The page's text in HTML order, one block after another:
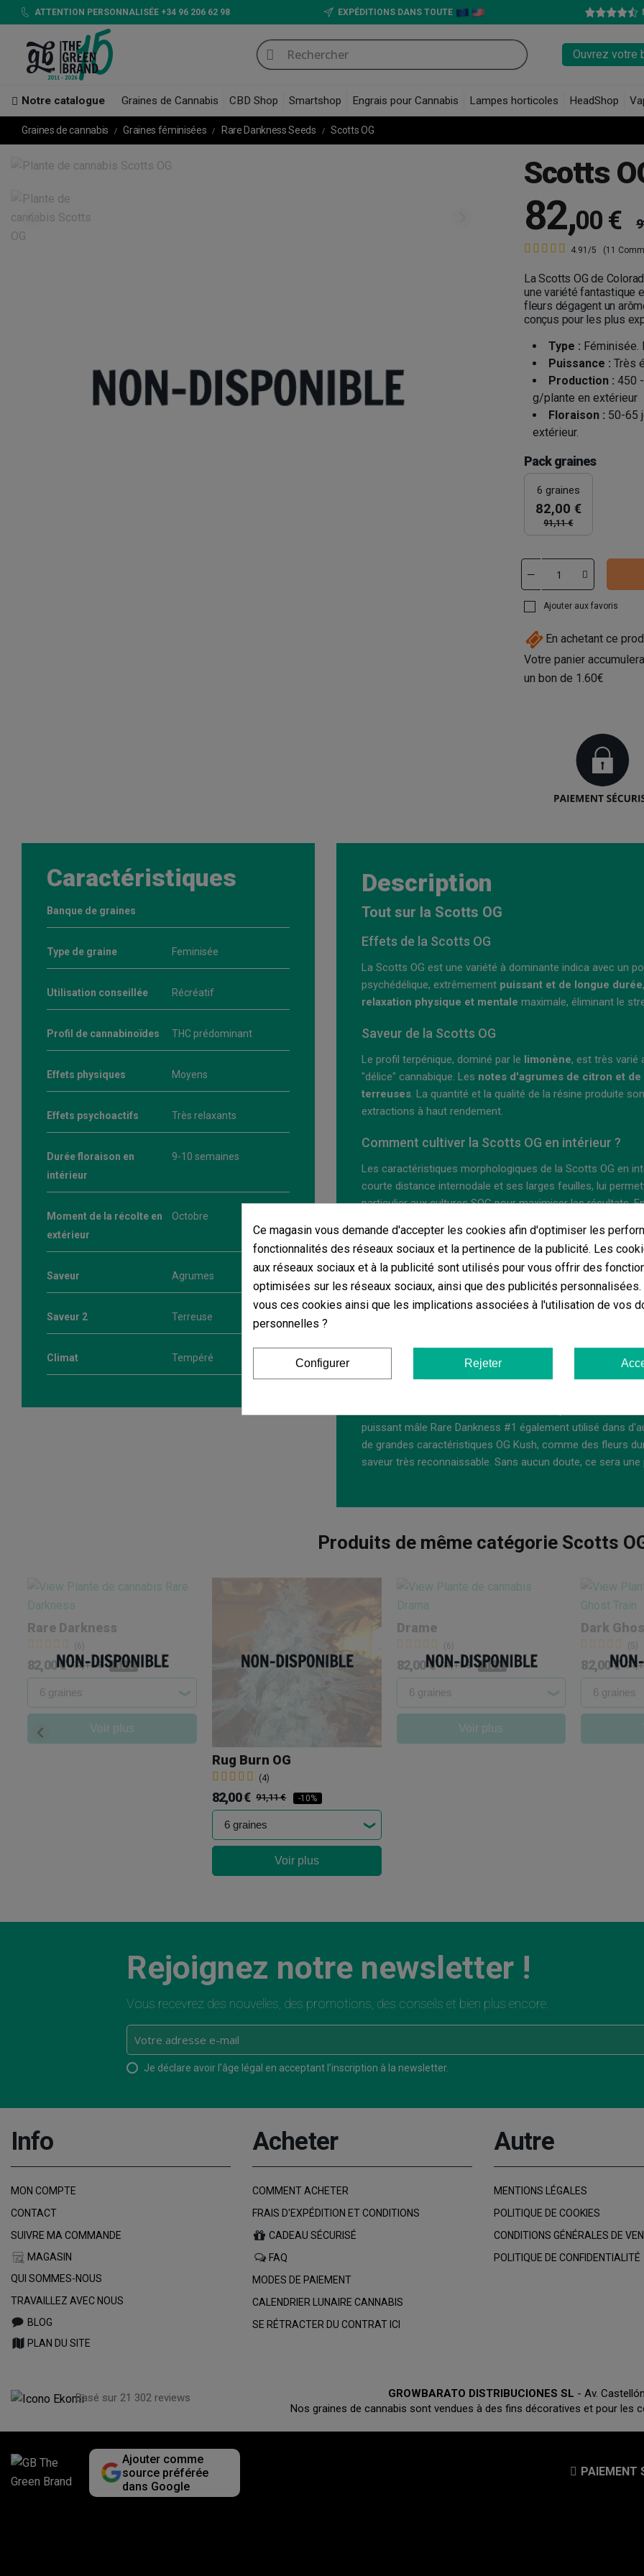
ATTENTION PERSONNALISÉE +34 96 206 62 98 EXPÉDITIONS DANS TOUTE
Ouvrez votre
Notre catalogue Graines de Cannabis CBD Shop Smartshop Engrais pour Cannabis Lampes horticoles HeadShop
Graines de cannabis Graines féminisées Rare Dankness Seeds Scotts OG
Scotts
82,00 €
4.91/5 (11
La Scotts OG de
une variété fantastique
fleurs dégagent un
conçus pour les plus
Type : Féminisée.
Puissance : Très
Production : 450
g/plante en extérieur
Floraison : 50-65
extérieur.
Pack graines
6 graines
82,00 €
91,11 €
Ajouter aux favoris
En achetant ce
Votre panier
un bon de 1.60€
Caractéristiques
Banque de graines
Type de graine Feminisée
Utilisation conseillée Récréatif
Profil de cannabinoïdes THC prédominant
Effets physiques Moyens
Effets psychoactifs Très relaxants
Durée floraison en
intérieur
9-10 semaines
Moment de la récolte en
extérieur
Octobre
Saveur Agrumes
Saveur 2 Terreuse
Climat Tempéré
Description
Tout sur la Scotts OG
Effets de la Scotts OG
La Scotts OG est une variété à dominante indica avec un
psychédélique, extrêmement puissant et de longue durée
relaxation physique et mentale maximale, éliminant le
Saveur de la Scotts OG
Le profil terpénique, dominé par le limonène, est très varié
"délice" cannabique. Les notes d'agrumes de citron et
terreuses. La quantité et la qualité de la résine produite
extractions à haut rendement.
Comment cultiver la Scotts OG en intérieur ?
Les caractéristiques morphologiques de la Scotts OG en
courte distance internodale et ses larges feuilles, lui
particulier aux cultures SOG pour maximiser les résultats.
meilleur, c'est qu'elle ne nécessite que7 à 8 semaines.
Comment cultiver la Scotts OG en extérieur ?
En extérieur, la Scotts OG présente une courte période
différents climats, bien qu'elle préfère le climatchaud
. L'aspect des plantes est robuste, en forme de
éventuels ravageurs avec, par exemple,Multiprotection
septembre et début octobre
1 100
Genetics sont des graines
délicieux à dominante indica de cette banque du
puissant mâle Rare Dankness #1 également utilisé dans
de grandes caractéristiques OG Kush, comme des fleurs
saveur très reconnaissable. Sans aucun doute, ce sera
Produits de même catégorie Scotts
Rare Darkness
(6)
82,00 € 91,11 € -10%
Voir plus
Rug Burn OG
(4)
82,00 € 91,11 € -10%
Voir plus
Drame
(6)
82,00 € 91,11 € -10%
Voir plus
Dark
(5)
82,00 €
Rejoignez notre newsletter !
Vous recevrez des nouvelles, des promotions, des conseils et bien plus encore.
Je déclare avoir l’âge légal en acceptant l’inscription à la newsletter.
Info
MON COMPTE
CONTACT
SUIVRE MA COMMANDE
MAGASIN
QUI SOMMES-NOUS
TRAVAILLEZ AVEC NOUS
BLOG
PLAN DU SITE
Acheter
COMMENT ACHETER
FRAIS D'EXPÉDITION ET CONDITIONS
CADEAU SÉCURISÉ
FAQ
MODES DE PAIEMENT
CALENDRIER LUNAIRE CANNABIS
SE RÉTRACTER DU CONTRAT ICI
Autre
MENTIONS LÉGALES
POLITIQUE DE COOKIES
CONDITIONS GÉNÉRALES DE
POLITIQUE DE CONFIDENTIALITÉ
Basé sur 21 302 reviews GROWBARATO DISTRIBUCIONES SL - Av.
Nos graines de cannabis sont vendues à des fins décoratives et pour les
Ajouter comme
source préférée
dans Google
PAIEMENT
Ce magasin vous demande d'accepter les cookies afin d'optimiser les
fonctionnalités des réseaux sociaux et la pertinence de la publicité. Les
aux réseaux sociaux et à la publicité sont utilisés pour vous offrir des
optimisées sur les réseaux sociaux, ainsi que des publicités
vous ces cookies ainsi que les implications associées à l'utilisation de vos
personnelles ?
Configurer Rejeter